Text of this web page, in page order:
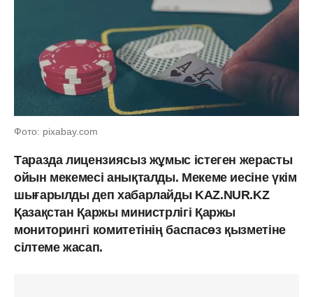
Фото: pixabay.com
Таразда лицензиясыз жұмыс істеген жерасты
ойын мекемесі анықталды. Мекеме иесіне үкім
шығарылды деп хабарлайды KAZ.NUR.KZ
Қазақстан Қаржы министрлігі Қаржы
мониторингі комитетінің баспасөз қызметіне
сілтеме жасап.